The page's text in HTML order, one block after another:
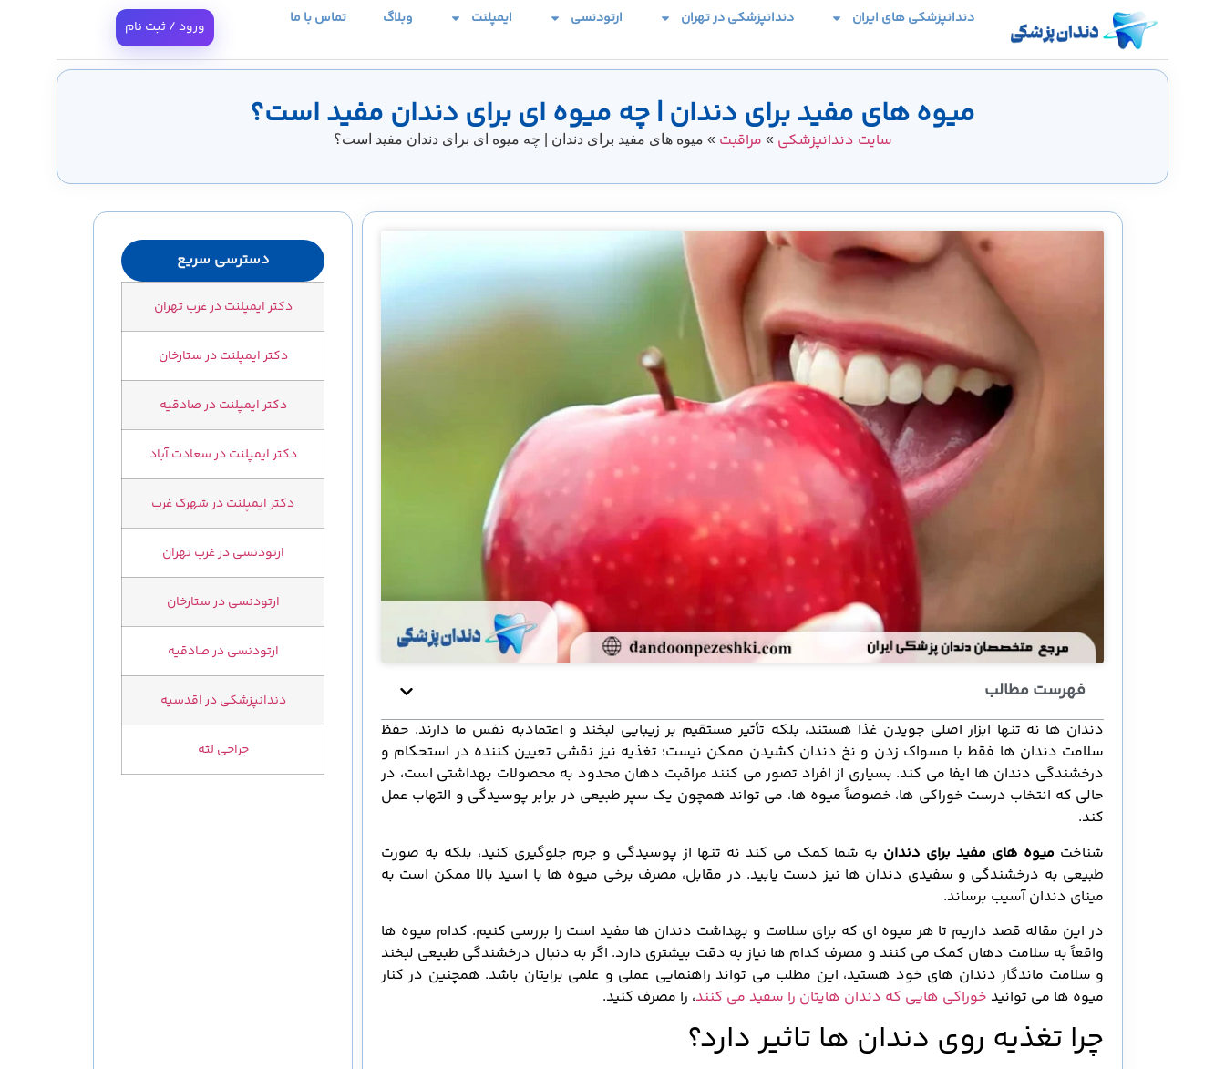
دندانپزشکی های ایران دندانپزشکی در تهران ارتودنسی ایمپلنت وبلاگ تماس با ما ورود / ثبت نام
میوه های مفید برای دندان | چه میوه ای برای دندان مفید است؟
سایت دندانپزشکی » مراقبت » میوه های مفید برای دندان | چه میوه ای برای دندان مفید است؟
فهرست مطالب
دندان ها نه تنها ابزار اصلی جویدن غذا هستند، بلکه تأثیر مستقیم بر زیبایی لبخند و اعتمادبه نفس ما دارند. حفظ
سلامت دندان ها فقط با مسواک زدن و نخ دندان کشیدن ممکن نیست؛ تغذیه نیز نقشی تعیین کننده در استحکام و
درخشندگی دندان ها ایفا می کند. بسیاری از افراد تصور می کنند مراقبت دهان محدود به محصولات بهداشتی است، در
حالی که انتخاب درست خوراکی ها، خصوصاً میوه ها، می تواند همچون یک سپر طبیعی در برابر پوسیدگی و التهاب عمل
کند.
شناخت میوه های مفید برای دندان به شما کمک می کند نه تنها از پوسیدگی و جرم جلوگیری کنید، بلکه به صورت
طبیعی به درخشندگی و سفیدی دندان ها نیز دست یابید. در مقابل، مصرف برخی میوه ها با اسید بالا ممکن است به
مینای دندان آسیب برساند.
در این مقاله قصد داریم تا هر میوه ای که برای سلامت و بهداشت دندان ها مفید است را بررسی کنیم. کدام میوه ها
واقعاً به سلامت دهان کمک می کنند و مصرف کدام ها نیاز به دقت بیشتری دارد. اگر به دنبال درخشندگی طبیعی لبخند
و سلامت ماندگار دندان های خود هستید، این مطلب می تواند راهنمایی عملی و علمی برایتان باشد. همچنین در کنار
میوه ها می توانید خوراکی هایی که دندان هایتان را سفید می کنند، را مصرف کنید.
چرا تغذیه روی دندان ها تاثیر دارد؟
دسترسی سریع
دکتر ایمپلنت در غرب تهران
دکتر ایمپلنت در ستارخان
دکتر ایمپلنت در صادقیه
دکتر ایمپلنت در سعادت آباد
دکتر ایمپلنت در شهرک غرب
ارتودنسی در غرب تهران
ارتودنسی در ستارخان
ارتودنسی در صادقیه
دندانپزشکی در اقدسیه
جراحی لثه